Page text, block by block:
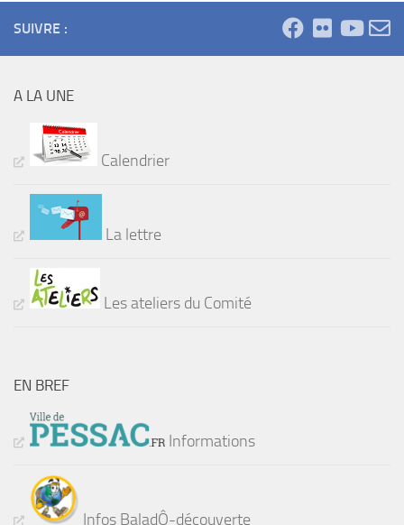
SUIVRE :
A LA UNE
Calendrier
La lettre
Les ateliers du Comité
EN BREF
Informations
Infos BaladÔ-découverte